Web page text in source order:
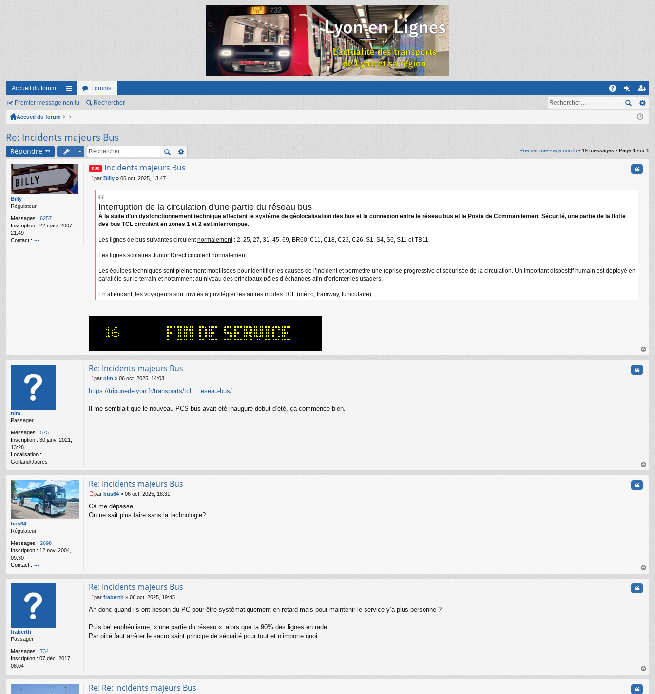
Accueil du forum
ac
co
ci
s
Forums
on ns
cri
Premier message non lu Rechercher
Accueil du forum
Re: Incidents majeurs Bus
Répondre Premier message non lu • 19 messages • Page 1 sur 1
Billy
Régulateur
Messages : 6257
Inscription : 22 mars 2007,
21:49
Contact :
Incidents majeurs Bus
e
par Billy » 06 oct. 2025, 13:47
Interruption de la circulation d'une partie du réseau bus
À la suite d’un dysfonctionnement technique affectant le système de géolocalisation des bus et la connexion entre le réseau bus et le Poste de Commandement Sécurité, une partie de la flotte
des bus TCL circulant en zones 1 et 2 est interrompue.
Les lignes de bus suivantes circulentnormalement: 2, 25, 27, 31, 45, 69, BR60, C11, C18, C23, C26, S1, S4, S6, S11 et TB11
Les lignes scolaires Junior Direct circulent normalement.
Les équipes techniques sont pleinement mobilisées pour identifier les causes de l’incident et permettre une reprise progressive et sécurisée de la circulation. Un important dispositif humain est déployé en
parallèle sur le terrain et notamment au niveau des principaux pôles d’échanges afin d’orienter les usagers.
En attendant, les voyageurs sont invités à privilégier les autres modes TCL (métro, tramway, funiculaire).
au
nim
Passager
Messages : 575
Inscription : 30 janv. 2021,
13:28
Localisation :
Gerland/Jaurès
Re: Incidents majeurs Bus
e
s
par nim » 06 oct. 2025, 14:03
https://tribunedelyon.fr/transports/tcl ... eseau-bus/
Il me semblait que le nouveau PCS bus avait été inauguré début d’été, ça commence bien.
au
bus64
Régulateur
Messages : 2698
Inscription : 12 nov. 2004,
09:30
Contact :
o
nt
te
r
b
u
Re: Incidents majeurs Bus
e
s
l
u
par bus64 » 06 oct. 2025, 18:31
Cà me dépasse..
On ne sait plus faire sans la technologie?
au
fraberth
Passager
Messages : 734
Inscription : 07 déc. 2017,
08:04
Re: Incidents majeurs Bus
e
s
g
l
par fraberth » 06 oct. 2025, 19:45
Ah donc quand ils ont besoin du PC pour être systématiquement en retard mais pour maintenir le service y’a plus personne ?
Puis bel euphémisme, « une partie du réseau « alors que ta 90% des lignes en rade
Par pitié faut arrêter le sacro saint principe de sécurité pour tout et n’importe quoi
au
Re: Re: Incidents majeurs Bus